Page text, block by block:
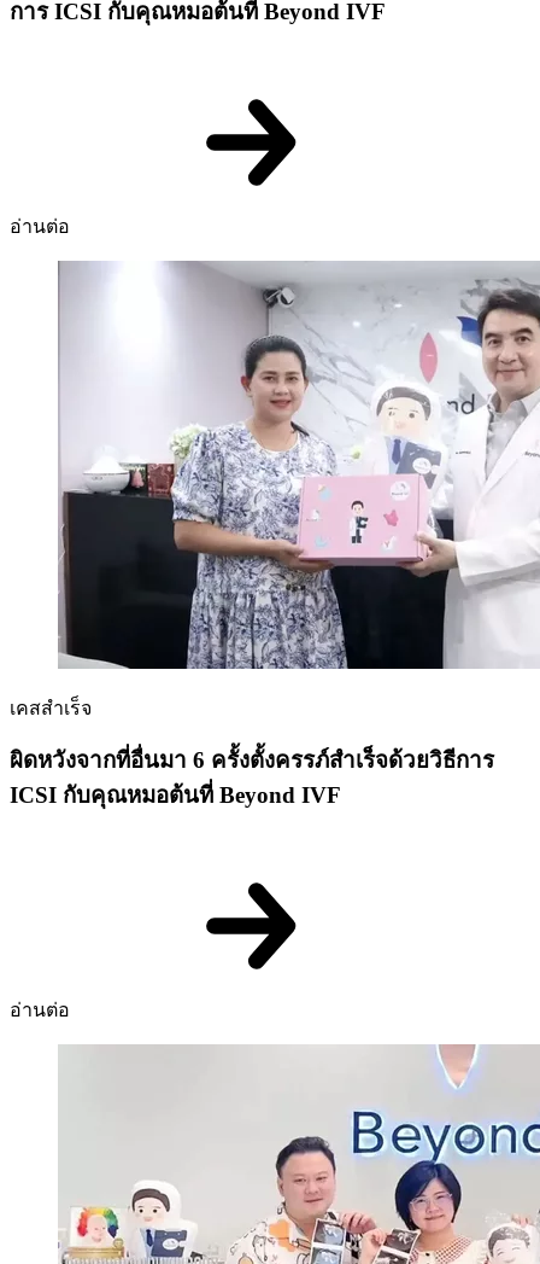
การ ICSI กับคุณหมอต้นที่ Beyond IVF
อ่านต่อ
เคสสำเร็จ
ผิดหวังจากที่อื่นมา 6 ครั้งตั้งครรภ์สำเร็จด้วยวิธีการ
ICSI กับคุณหมอต้นที่ Beyond IVF
อ่านต่อ